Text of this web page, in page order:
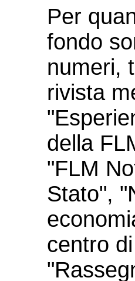
Per
fondo
numeri,
rivista
della
"FLM
Stato",
centro